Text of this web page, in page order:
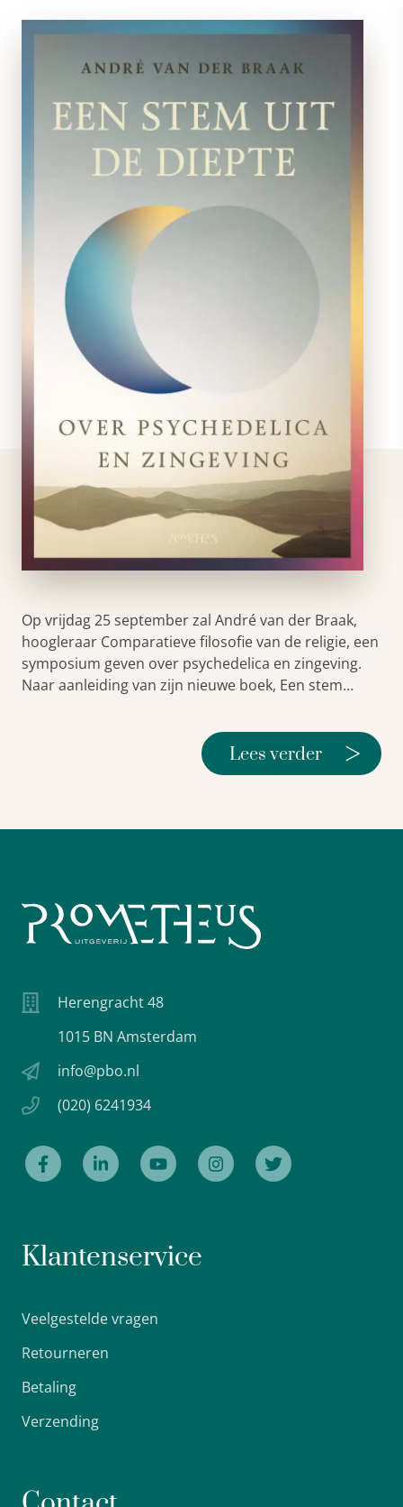
Op vrijdag 25 september zal André van der Braak,
hoogleraar Comparatieve filosofie van de religie, een
symposium geven over psychedelica en zingeving.
Naar aanleiding van zijn nieuwe boek, Een stem…
Lees verder >
Herengracht 48
1015 BN Amsterdam
info@pbo.nl
(020) 6241934
Klantenservice
Veelgestelde vragen
Retourneren
Betaling
Verzending